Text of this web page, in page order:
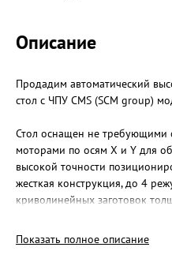
Описание
Продадим автоматический
стол с ЧПУ CMS (SCM group)
Стол оснащен не требующими
моторами по осям X и Y для
высокой точности
жесткая конструкция, до 4
криволинейных заготовок
Автоматический дозатор
скорости реза.
Показать полное описание